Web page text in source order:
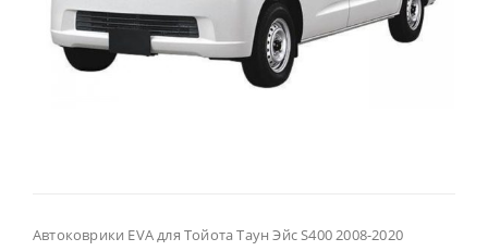
Автоковрики EVA для Тойота Таун Эйс S400 2008-2020